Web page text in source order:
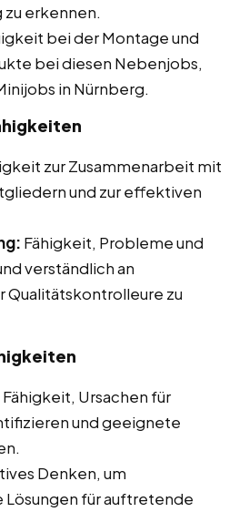
erkennen.
bei der Montage und
bei diesen Nebenjobs,
in Nürnberg.
zur Zusammenarbeit mit
und zur effektiven
Fähigkeit, Probleme und
verständlich an
zu
Fähigkeit, Ursachen für
und geeignete
Denken, um
für auftretende